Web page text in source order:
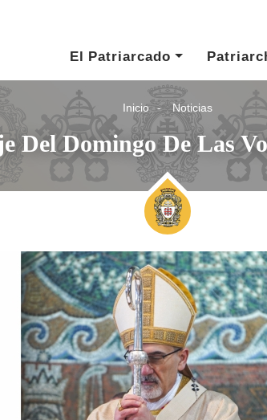
El Patriarcado
Inicio Noticias
Del Domingo De Las